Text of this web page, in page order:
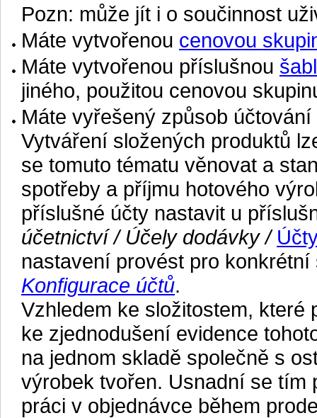
Pozn: může jít i o součinnost
Máte vytvořenou cenovou
Máte vytvořenou příslušnou
jiného, použitou cenovou
Máte vyřešený způsob
Vytváření složených produktů
se tomuto tématu věnovat a
spotřeby a příjmu hotového
příslušné účty nastavit u
účetnictví / Účely dodávky /
nastavení provést pro
Konfigurace účtů.
Vzhledem ke složitostem, které
ke zjednodušení evidence
na jednom skladě společně s
výrobek tvořen. Usnadní se tím
práci v objednávce během